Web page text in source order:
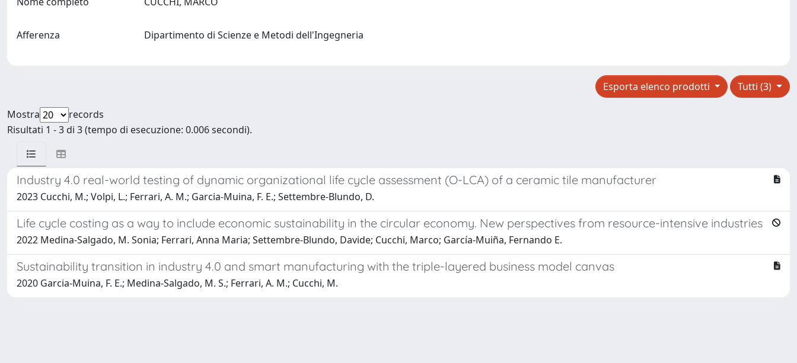
Afferenza Dipartimento di Scienze e Metodi dell'Ingegneria
Tutti (3)
Esporta elenco prodotti
Mostra
records
Risultati 1 - 3 di 3 (tempo di esecuzione: 0.006 secondi).
Industry 4.0 real-world testing of dynamic organizational life cycle assessment (O-LCA) of a ceramic tile manufacturer
2023 Cucchi, M.; Volpi, L.; Ferrari, A. M.; Garcia-Muina, F. E.; Settembre-Blundo, D.
Life cycle costing as a way to include economic sustainability in the circular economy. New perspectives from resource-intensive industries
2022 Medina-Salgado, M. Sonia; Ferrari, Anna Maria; Settembre-Blundo, Davide; Cucchi, Marco; García-Muiña, Fernando E.
Sustainability transition in industry 4.0 and smart manufacturing with the triple-layered business model canvas
2020 Garcia-Muina, F. E.; Medina-Salgado, M. S.; Ferrari, A. M.; Cucchi, M.